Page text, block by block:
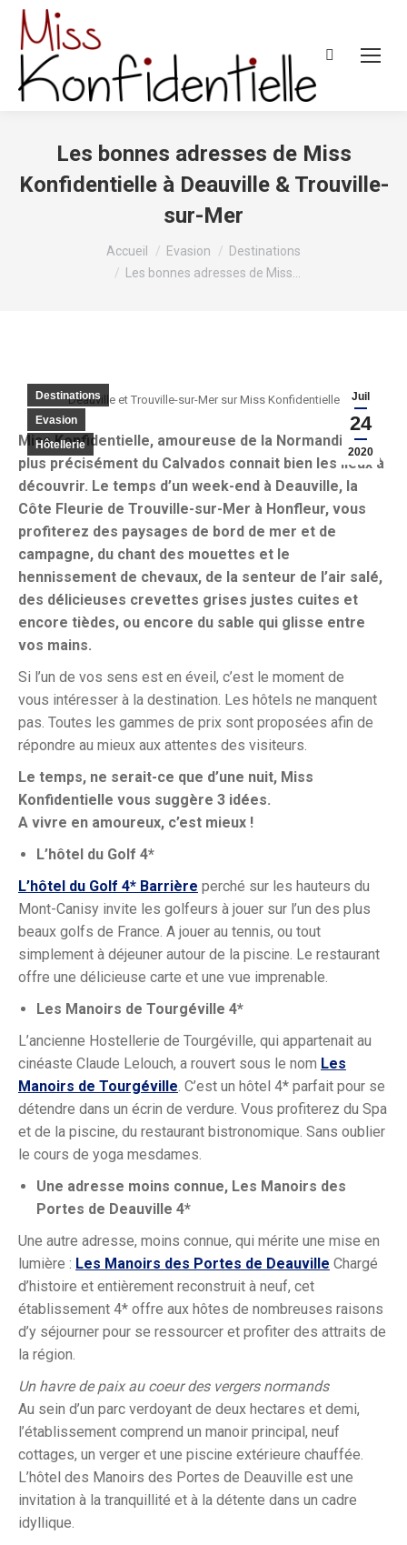
Recherche
Les bonnes adresses de Miss
Konfidentielle à Deauville & Trouville-
sur-Mer
Accueil Evasion
Destinations
Les bonnes adresses de Miss…
Juil
24
2020
Destinations
Evasion
Hôtellerie
Deauville et Trouville-sur-Mer sur Miss Konfidentielle
Miss Konfidentielle, amoureuse de la Normandie et
plus précisément du Calvados connait bien les lieux à
découvrir. Le temps d’un week-end à Deauville, la
Côte Fleurie de Trouville-sur-Mer à Honfleur, vous
profiterez des paysages de bord de mer et de
campagne, du chant des mouettes et le
hennissement de chevaux, de la senteur de l’air salé,
des délicieuses crevettes grises justes cuites et
encore tièdes, ou encore du sable qui glisse entre
vos mains.
Si l’un de vos sens est en éveil, c’est le moment de
vous intéresser à la destination. Les hôtels ne manquent
pas. Toutes les gammes de prix sont proposées afin de
répondre au mieux aux attentes des visiteurs.
Le temps, ne serait-ce que d’une nuit, Miss
Konfidentielle vous suggère 3 idées.
A vivre en amoureux, c’est mieux !
L’hôtel du Golf 4*
L’hôtel du Golf 4* Barrière perché sur les hauteurs du
Mont-Canisy invite les golfeurs à jouer sur l’un des plus
beaux golfs de France. A jouer au tennis, ou tout
simplement à déjeuner autour de la piscine. Le restaurant
offre une délicieuse carte et une vue imprenable.
Les Manoirs de Tourgéville 4*
L’ancienne Hostellerie de Tourgéville, qui appartenait au
cinéaste Claude Lelouch, a rouvert sous le nom Les
Manoirs de Tourgéville. C’est un hôtel 4* parfait pour se
détendre dans un écrin de verdure. Vous profiterez du Spa
et de la piscine, du restaurant bistronomique. Sans oublier
le cours de yoga mesdames.
Une adresse moins connue, Les Manoirs des
Portes de Deauville 4*
Une autre adresse, moins connue, qui mérite une mise en
lumière : Les Manoirs des Portes de Deauville Chargé
d’histoire et entièrement reconstruit à neuf, cet
établissement 4* offre aux hôtes de nombreuses raisons
d’y séjourner pour se ressourcer et profiter des attraits de
la région.
Un havre de paix au coeur des vergers normands
Au sein d’un parc verdoyant de deux hectares et demi,
l’établissement comprend un manoir principal, neuf
cottages, un verger et une piscine extérieure chauffée.
L’hôtel des Manoirs des Portes de Deauville est une
invitation à la tranquillité et à la détente dans un cadre
idyllique.